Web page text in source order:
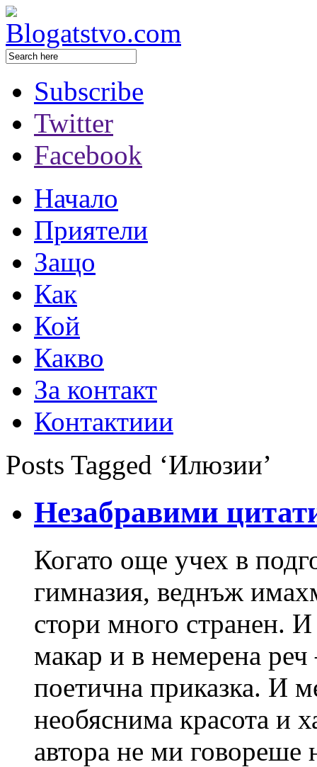
Subscribe
Twitter
Facebook
Начало
Приятели
Защо
Как
Кой
Какво
За контакт
Контактиии
Posts Tagged ‘Илюзии’
Незабравими
Когато още учех в
гимназия, веднъж
стори много странен.
макар и в немерена реч
поетична приказка. И
необяснима красота и
автора не ми